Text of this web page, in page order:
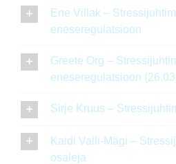
Ene Villak –
eneseregulatsioon
Greete Org –
eneseregulatsioon
Sirje Kruus –
Kaidi Valli-Mägi –
osaleja